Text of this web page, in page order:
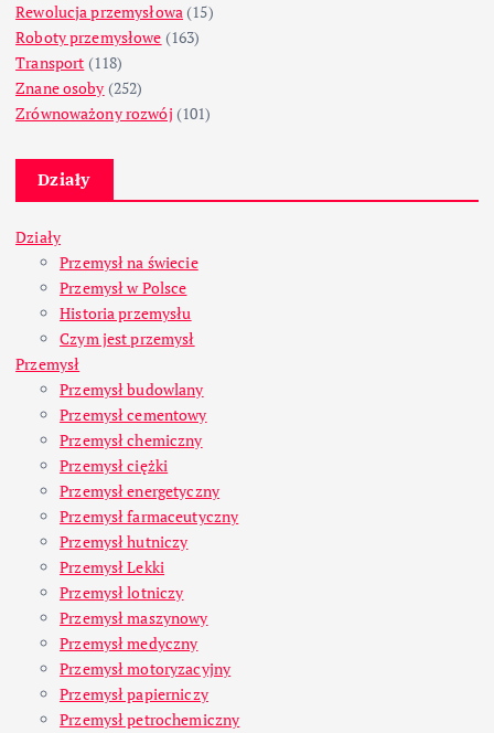
Rewolucja przemysłowa (15)
Roboty przemysłowe (163)
Transport (118)
Znane osoby (252)
Zrównoważony rozwój (101)
Działy
Działy
Przemysł na świecie
Przemysł w Polsce
Historia przemysłu
Czym jest przemysł
Przemysł
Przemysł budowlany
Przemysł cementowy
Przemysł chemiczny
Przemysł ciężki
Przemysł energetyczny
Przemysł farmaceutyczny
Przemysł hutniczy
Przemysł Lekki
Przemysł lotniczy
Przemysł maszynowy
Przemysł medyczny
Przemysł motoryzacyjny
Przemysł papierniczy
Przemysł petrochemiczny